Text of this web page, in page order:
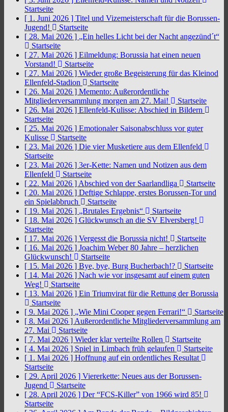
Startseite
[ 1. Juni 2026 ] Titel und Vizemeisterschaft für die Borussen-
Jugend!
Startseite
[ 28. Mai 2026 ] „Ein helles Licht bei der Nacht angezünd´t“
Startseite
[ 27. Mai 2026 ] Eilmeldung: Borussia hat einen neuen
Vorstand!
Startseite
[ 27. Mai 2026 ] Wieder große Begeisterung für das Kleinod
Ellenfeld-Stadion
Startseite
[ 26. Mai 2026 ] Memento: Außerordentliche
Mitgliederversammlung morgen am 27. Mai!
Startseite
[ 26. Mai 2026 ] Ellenfeld-Kulisse: Abschied in Bildern
Startseite
[ 25. Mai 2026 ] Emotionaler Saisonabschluss vor guter
Kulisse
Startseite
[ 23. Mai 2026 ] Die vier Musketiere aus dem Ellenfeld
Startseite
[ 23. Mai 2026 ] 3er-Kette: Namen und Notizen aus dem
Ellenfeld
Startseite
[ 22. Mai 2026 ] Abschied von der Saarlandliga
Startseite
[ 20. Mai 2026 ] Deftige Schlappe, erstes Borussen-Tor und
ein Spielabbruch
Startseite
[ 19. Mai 2026 ] „Brutales Ergebnis“
Startseite
[ 18. Mai 2026 ] Glückwunsch an die SV Elversberg!
Startseite
[ 17. Mai 2026 ] Vergesst die Borussia nicht!
Startseite
[ 16. Mai 2026 ] Joachim Weber 80 Jahre – herzlichen
Glückwunsch!
Startseite
[ 15. Mai 2026 ] Bye, bye, Burg Bucherbach!?
Startseite
[ 14. Mai 2026 ] Nach wie vor insgesamt auf einem guten
Weg!
Startseite
[ 13. Mai 2026 ] Ein Triumvirat für die Rettung der Borussia
Startseite
[ 9. Mai 2026 ] „Wie Mini Cooper gegen Ferrari!“
Startseite
[ 8. Mai 2026 ] Außerordentliche Mitgliederversammlung am
27. Mai
Startseite
[ 7. Mai 2026 ] Wieder klar verteilte Rollen
Startseite
[ 4. Mai 2026 ] Spiel in Limbach früh gelaufen
Startseite
[ 1. Mai 2026 ] Hoffnung auf ein ordentliches Resultat
Startseite
[ 29. April 2026 ] Viererkette: Neues aus der Borussen-
Jugend
Startseite
[ 28. April 2026 ] Der “FCS-Killer” von 1966 wird 85!
Startseite